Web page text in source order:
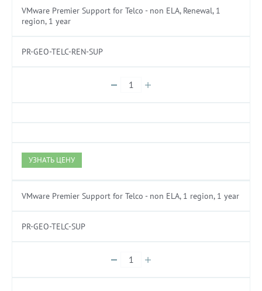
VMware Premier Support for Telco - non ELA, Renewal, 1
region, 1 year
PR-GEO-TELC-REN-SUP
УЗНАТЬ ЦЕНУ
VMware Premier Support for Telco - non ELA, 1 region, 1 year
PR-GEO-TELC-SUP